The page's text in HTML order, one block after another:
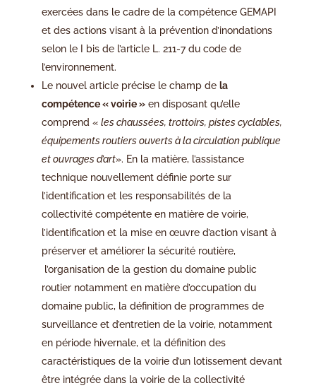
exercées dans le cadre de la compétence GEMAPI
et des actions visant à la prévention d’inondations
selon le I bis de l’article L. 211-7 du code de
l’environnement.
Le nouvel article précise le champ de la
compétence « voirie »en disposant qu’elle
comprend « les chaussées, trottoirs, pistes cyclables,
équipements routiers ouverts à la circulation publique
et ouvrages d’art». En la matière, l’assistance
technique nouvellement définie porte sur
l’identification et les responsabilités de la
collectivité compétente en matière de voirie,
l’identification et la mise en œuvre d’action visant à
préserver et améliorer la sécurité routière,
l’organisation de la gestion du domaine public
routier notamment en matière d’occupation du
domaine public, la définition de programmes de
surveillance et d’entretien de la voirie, notamment
en période hivernale, et la définition des
caractéristiques de la voirie d’un lotissement devant
être intégrée dans la voirie de la collectivité